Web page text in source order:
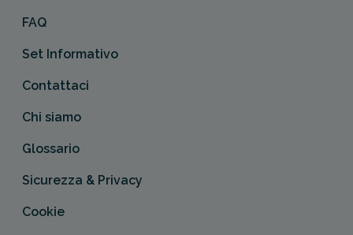
FAQ
Set Informativo
Contattaci
Chi siamo
Glossario
Sicurezza & Privacy
Cookie